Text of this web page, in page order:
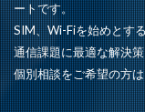
ートです。
SIM、Wi-Fiを始めとす
通信課題に最適な解決
個別相談をご希望の方